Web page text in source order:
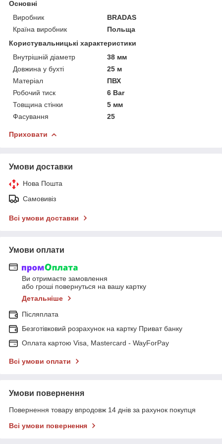
Основні
Виробник
BRADAS
Країна виробник
Польща
Користувальницькі характеристики
Внутрішній діаметр
38 мм
Довжина у бухті
25 м
Матеріал
ПВХ
Робочий тиск
6 Bar
Товщина стінки
5 мм
Фасування
25
Приховати
Умови доставки
Нова Пошта
Самовивіз
Всі умови доставки
Умови оплати
Ви отримаєте замовлення
або гроші повернуться на вашу картку
Детальніше
Післяплата
Безготівковий розрахунок на картку Приват банку
Оплата картою Visa, Mastercard - WayForPay
Всі умови оплати
Умови повернення
Повернення товару впродовж 14 днів за рахунок покупця
Всі умови повернення